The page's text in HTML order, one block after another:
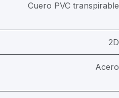
Cuero PVC transpirable
2D
Acero